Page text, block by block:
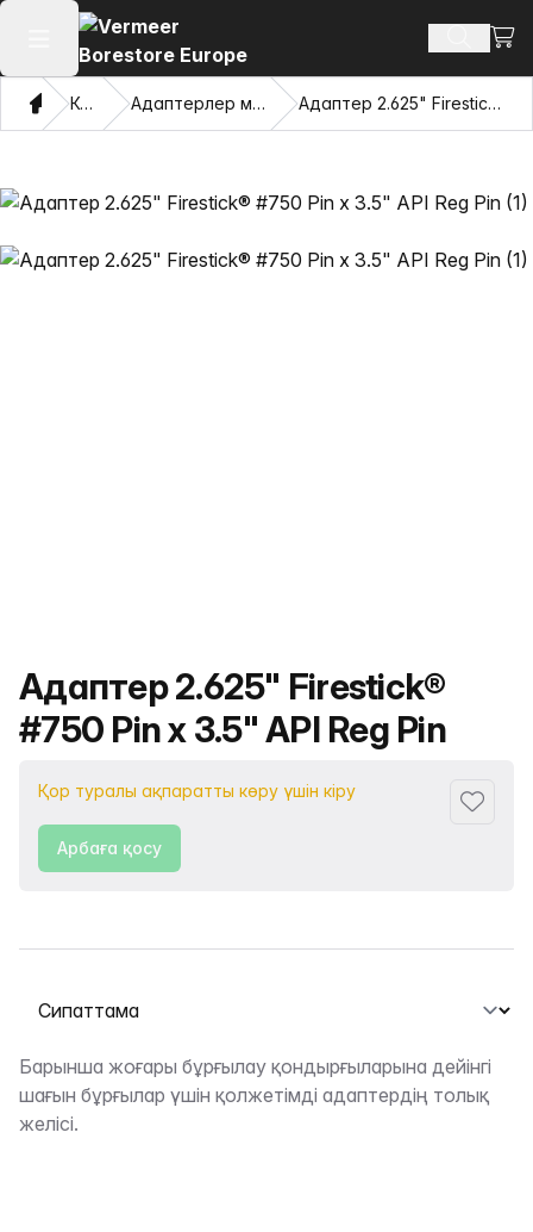
Негізгі мәзірді ашу Іздеу
Үй Каталог Адаптерлер мен тартатын көздер Адаптер 2.625" Firestick® #750 Pin x 3.5" API Reg Pin
Өнімнің атауы
Адаптер 2.625" Firestick®
#750 Pin x 3.5" API Reg Pin
Қор туралы ақпаратты көру үшін кіру
Арбаға қосу
Қойындыны таңдау
Сипаттама
Барынша жоғары бұрғылау қондырғыларына дейінгі
шағын бұрғылар үшін қолжетімді адаптердің толық
желісі.